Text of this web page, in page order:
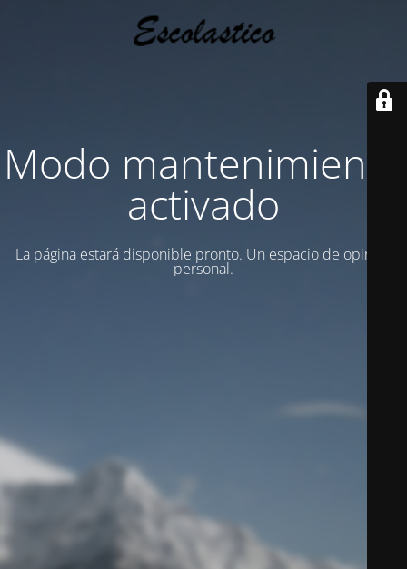
Modo mantenimiento
activado
La página estará disponible pronto. Un espacio de opinion
personal.